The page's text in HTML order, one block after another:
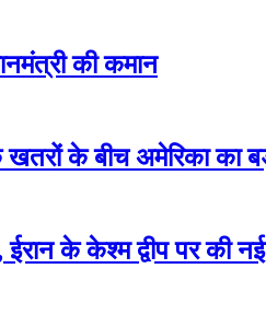
की कमान
के बीच अमेरिका का
के केश्म द्वीप पर की